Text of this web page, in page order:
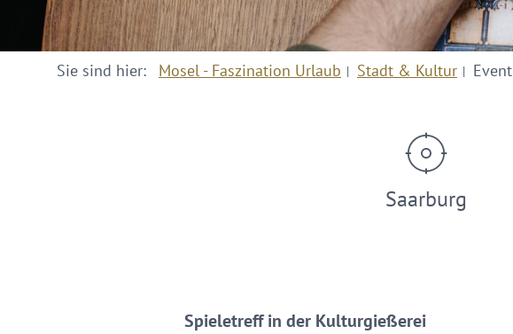
Sie sind hier: Mosel - Faszination Urlaub Stadt & Kultur Event
Saarburg
Spieletreff in der Kulturgießerei